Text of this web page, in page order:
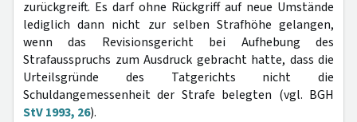
zurückgreift. Es darf ohne Rückgriff auf neue Umstände
lediglich dann nicht zur selben Strafhöhe gelangen,
wenn das Revisionsgericht bei Aufhebung des
Strafausspruchs zum Ausdruck gebracht hatte, dass die
Urteilsgründe des Tatgerichts nicht die
Schuldangemessenheit der Strafe belegten (vgl. BGH
StV 1993, 26).